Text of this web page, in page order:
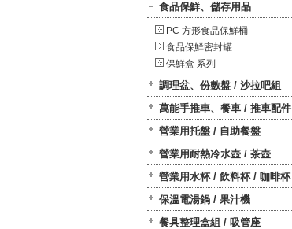
食品保鮮、儲存用品
PC 方形食品保鮮桶
食品保鮮密封罐
保鮮盒 系列
調理盆、份數盤 / 沙拉吧組
萬能手推車、餐車 / 推車配件
營業用托盤 / 自助餐盤
營業用耐熱冷水壺 / 茶壺
營業用水杯 / 飲料杯 / 咖啡杯
保溫電湯鍋 / 果汁機
餐具整理盒組 / 吸管座